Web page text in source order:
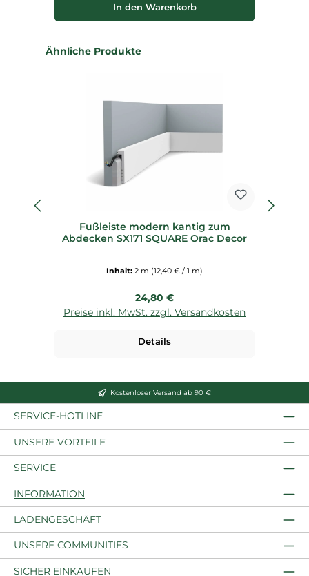
In den Warenkorb
Produktgalerie überspringen
Ähnliche Produkte
Fußleiste modern kantig zum
Abdecken SX171 SQUARE Orac Decor
Inhalt: 2 m (12,40 € / 1 m)
Regulärer Preis:
24,80 €
Preise inkl. MwSt. zzgl. Versandkosten
Details
Kostenloser Versand ab 90 €
SERVICE-HOTLINE
UNSERE VORTEILE
SERVICE
INFORMATION
LADENGESCHÄFT
UNSERE COMMUNITIES
SICHER EINKAUFEN